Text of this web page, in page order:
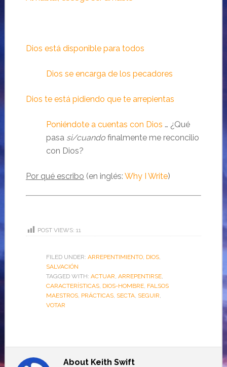
Dios está disponible para todos
Dios se encarga de los pecadores
Dios te está pidiendo que te arrepientas
Poniéndote a cuentas con Dios … ¿Qué
pasa si/cuandofinalmente me reconcilio
con Dios?
Por qué escribo (en inglés: Why I Write)
POST VIEWS: 11
FILED UNDER: ARREPENTIMIENTO, DIOS,
SALVACIÓN
TAGGED WITH: ACTUAR, ARREPENTIRSE,
CARACTERÍSTICAS, DIOS-HOMBRE, FALSOS
MAESTROS, PRÁCTICAS, SECTA, SEGUIR,
VOTAR
About Keith Swift